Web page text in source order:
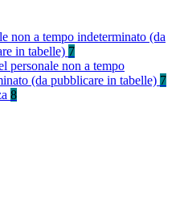
non a tempo indeterminato (da
in tabelle) 7
personale non a tempo
(da pubblicare in tabelle) 7
8